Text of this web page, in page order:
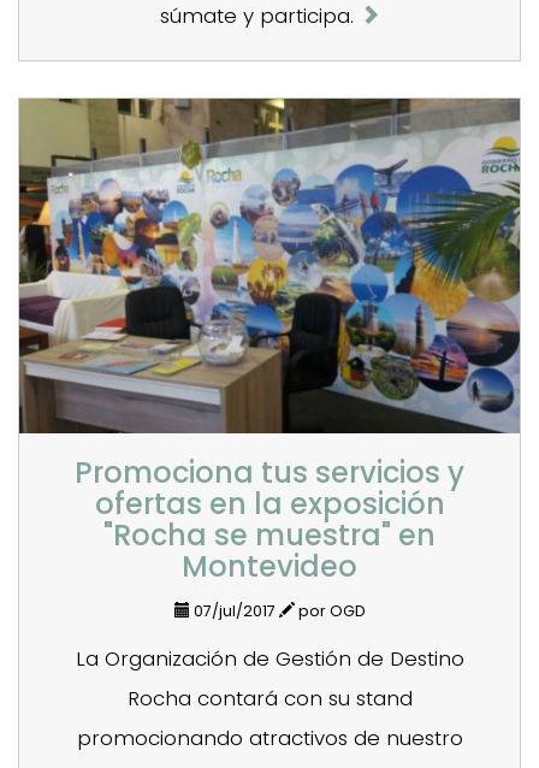
súmate y participa.
Promociona tus servicios y
ofertas en la exposición
"Rocha se muestra" en
Montevideo
07/jul/2017 por OGD
La Organización de Gestión de Destino
Rocha contará con su stand
promocionando atractivos de nuestro